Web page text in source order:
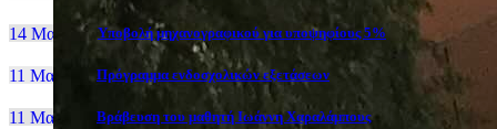
14 Μαι, 26 Yποβολή μηχανογραφικού για υποψηφίους 5%
11 Μαι, 26 Πρόγραμμα ενδοσχολικών εξετάσεων
11 Μαι, 26 Βράβευση του μαθητή Ιωάννη Χαραλάμπους